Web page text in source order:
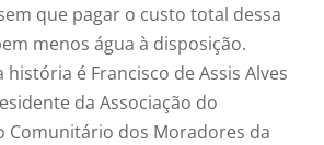
que pagar o custo total dessa
menos água à disposição.
história é Francisco de Assis Alves
da Associação do
Comunitário dos Moradores da